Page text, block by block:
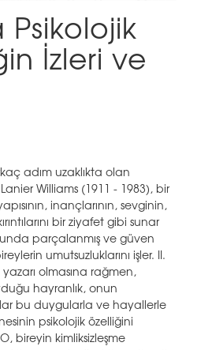
Psikolojik
İzleri ve
adım uzaklıkta olan
Williams (1911 - 1983), bir
inançlarının, sevginin,
bir ziyafet gibi sunar
parçalanmış ve güven
umutsuzluklarını işler. II.
yazarı olmasına rağmen,
hayranlık, onun
bu duygularla ve hayallerle
psikolojik özelliğini
O, bireyin kimliksizleşme